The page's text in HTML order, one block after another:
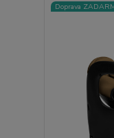
Doprava